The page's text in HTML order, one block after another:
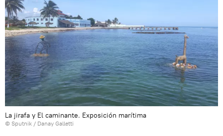
La jirafa y El caminante. Exposición marítima
© Sputnik / Danay Galletti